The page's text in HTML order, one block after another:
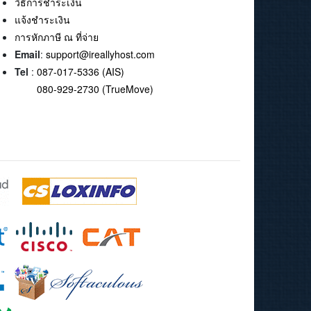
แจ้งชำระเงิน
การหักภาษี ณ ที่จ่าย
Email: support@ireallyhost.com
Tel : 087-017-5336 (AIS)
080-929-2730 (TrueMove)